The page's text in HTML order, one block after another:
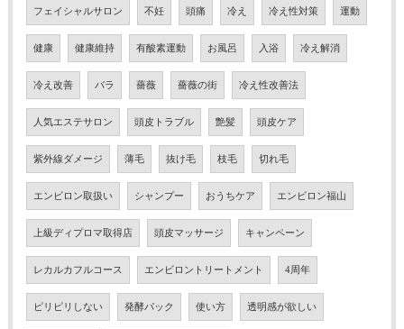
フェイシャルサロン 不妊 頭痛 冷え 冷え性対策 運動
健康 健康維持 有酸素運動 お風呂 入浴 冷え解消
冷え改善 バラ 薔薇 薔薇の街 冷え性改善法
人気エステサロン 頭皮トラブル 艶髪 頭皮ケア
紫外線ダメージ 薄毛 抜け毛 枝毛 切れ毛
エンビロン取扱い シャンプー おうちケア エンビロン福山
上級ディプロマ取得店 頭皮マッサージ キャンペーン
レカルカフルコース エンビロントリートメント 4周年
ピリピリしない 発酵パック 使い方 透明感が欲しい